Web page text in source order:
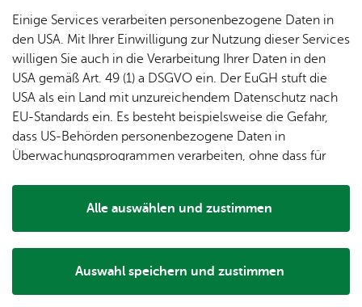
chen­
markt
Mit­tei­
lungs­
blatt
Ge­
schic
h­te
Lo­ka­le
Agen­
da
Ein­
rich­
tun­
gen
Genießen Sie jeden Mittwoch von 14 bis 17 Uhr Kaffee, Tee
und leckeren Kuchen in geselliger Runde – ideal, um ins
Gespräch zu kommen und neue Bekanntschaften zu
schließen.
Das Caféteria-Team freut sich auf Ihren Besuch!
Ver­an­stal­tungs­ort & Ver­an­stal­ter
Einige Services verarbeiten personenbezogene Daten in
den USA. Mit Ihrer Einwilligung zur Nutzung dieser Services
willigen Sie auch in die Verarbeitung Ihrer Daten in den
USA gemäß Art. 49 (1) a DSGVO ein. Der EuGH stuft die
USA als ein Land mit unzureichendem Datenschutz nach
EU-Standards ein. Es besteht beispielsweise die Gefahr,
dass US-Behörden personenbezogene Daten in
Überwachungsprogrammen verarbeiten, ohne dass für
Auswahl speichern und zustimmen
Alle auswählen und zustimmen